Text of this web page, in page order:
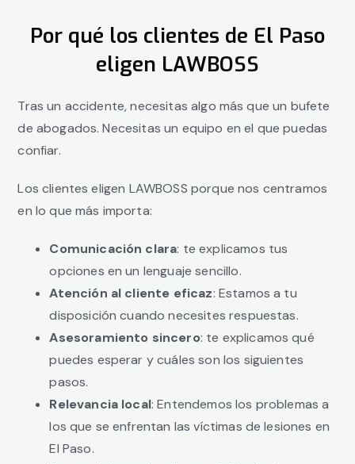
Por qué los clientes de El Paso
eligen LAWBOSS
Tras un accidente, necesitas algo más que un bufete
de abogados. Necesitas un equipo en el que puedas
confiar.
Los clientes eligen LAWBOSS porque nos centramos
en lo que más importa:
Comunicación clara: te explicamos tus
opciones en un lenguaje sencillo.
Atención al cliente eficaz: Estamos a tu
disposición cuando necesites respuestas.
Asesoramiento sincero: te explicamos qué
puedes esperar y cuáles son los siguientes
pasos.
Relevancia local: Entendemos los problemas a
los que se enfrentan las víctimas de lesiones en
El Paso.